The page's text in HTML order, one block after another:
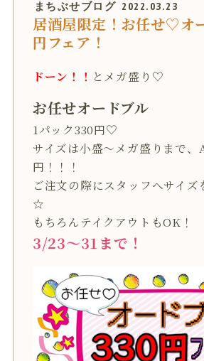
まちぶせブログ 2022.03.23
居酒屋限定！お任せ♡オ
円フェア！
ドーン！！ とメガ盛り♡
お任せオードブル
1パック330円♡
サイズは小盛～メガ盛りまで
円！！！
ご注文の際にスタッフへサイズ
☆
もちろんテイクアウトもOK！
3/23～31まで！